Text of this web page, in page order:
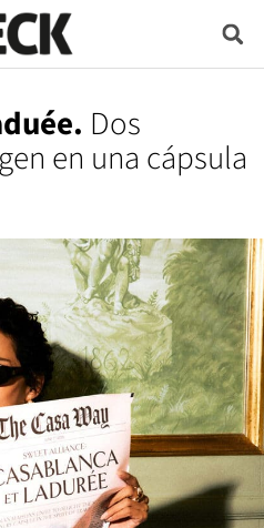
Dos
en una cápsula